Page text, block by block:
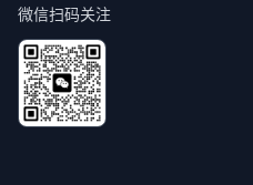
微信扫码关注